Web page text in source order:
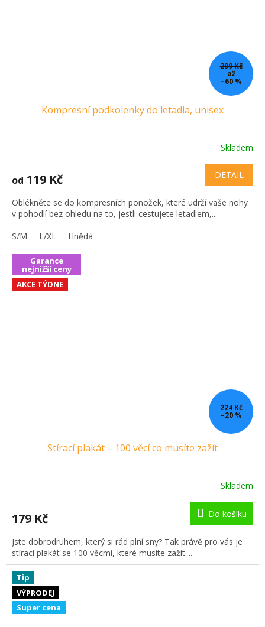
299 Kč
až
–60 %
Kompresní podkolenky do letadla, unisex
Skladem
od 119 Kč DETAIL
Oblékněte se do kompresních ponožek, které udrží vaše nohy
v pohodlí bez ohledu na to, jestli cestujete letadlem,...
S/M
L/XL Hnědá
Garance
nejnižší ceny
AKCE TÝDNE
224 Kč
–20 %
Stírací plakát – 100 věcí co musíte zažít
Skladem
179 Kč Do košíku
Jste dobrodruhem, který si rád plní sny? Tak právě pro vás je
stírací plakát se 100 věcmi, které musíte zažít....
Tip
VÝPRODEJ
Super cena